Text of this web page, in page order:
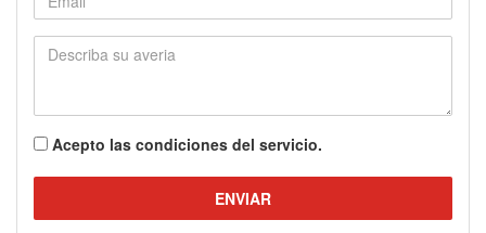
Acepto lascondiciones del servicio.
ENVIAR